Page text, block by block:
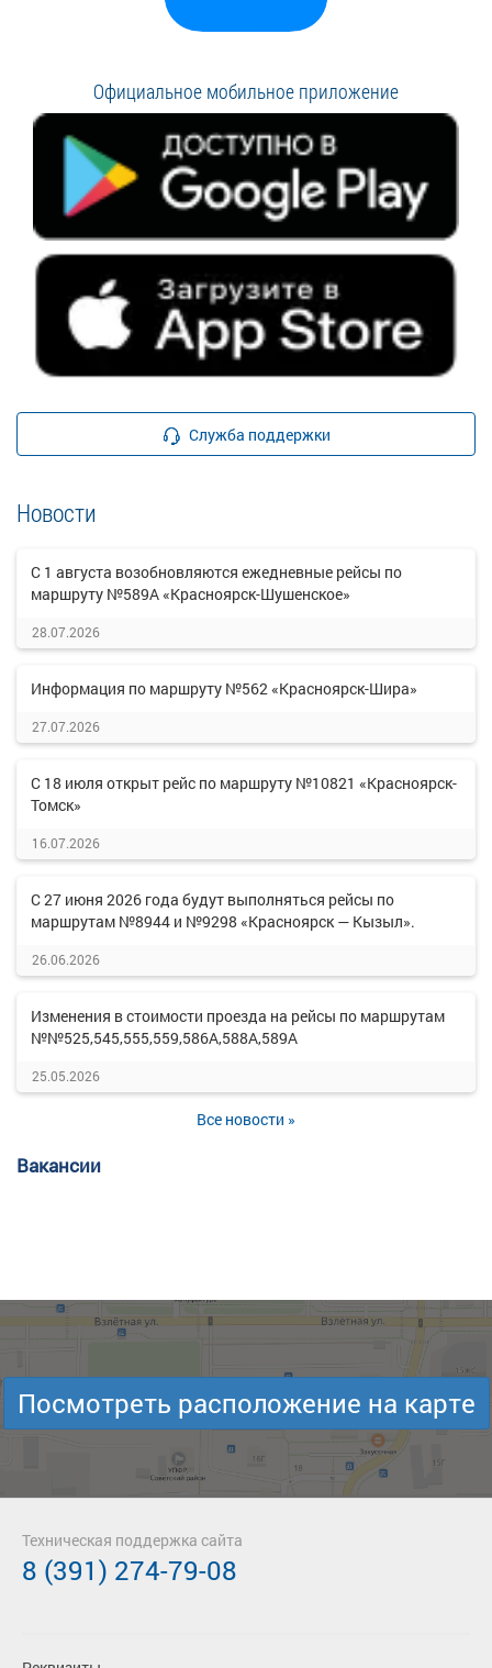
Официальное мобильное приложение
Служба поддержки
Новости
С 1 августа возобновляются ежедневные рейсы по
маршруту №589А «Красноярск-Шушенское»
28.07.2026
Информация по маршруту №562 «Красноярск-Шира»
27.07.2026
С 18 июля открыт рейс по маршруту №10821 «Красноярск-
Томск»
16.07.2026
С 27 июня 2026 года будут выполняться рейсы по
маршрутам №8944 и №9298 «Красноярск — Кызыл».
26.06.2026
Изменения в стоимости проезда на рейсы по маршрутам
№№525,545,555,559,586А,588А,589А
25.05.2026
Все новости »
Вакансии
Посмотреть расположение на карте
Техническая поддержка сайта
8 (391) 274-79-08